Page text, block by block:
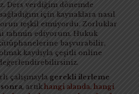
Ders verdiğim dönemde
için kaynaklara nasıl
teşkil etmiyordu. Zorluklar
tahmin ediyorum. Hukuk
başvurabilir,
kaydıyla çeşitli online
çalışmayla gerekli ilerleme
, artıkhangi alanda, hangi